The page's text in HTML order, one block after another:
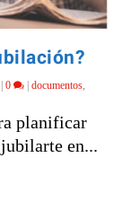
|0 |documentos
planificar
en...